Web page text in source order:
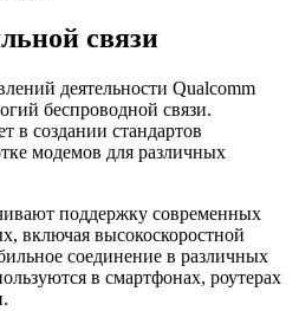
связи
деятельности Qualcomm
беспроводной связи.
в создании стандартов
модемов для различных
поддержку современных
включая высокоскоростной
соединение в различных
в смартфонах, роутерах